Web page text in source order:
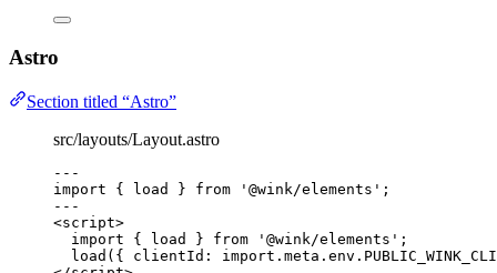
Astro
Section titled “Astro”
src/layouts/Layout.astro
---
import { load } from ' @wink/elements ' ;
---
<script>
import { load } from ' @wink/elements ' ;
load ({ clientId: import. meta . env .